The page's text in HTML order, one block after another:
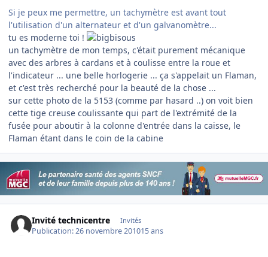
Si je peux me permettre, un tachymètre est avant tout
l'utilisation d'un alternateur et d'un galvanomètre...
tu es moderne toi !
un tachymètre de mon temps, c'était purement mécanique
avec des arbres à cardans et à coulisse entre la roue et
l'indicateur ... une belle horlogerie ... ça s'appelait un Flaman,
et c'est très recherché pour la beauté de la chose ...
sur cette photo de la 5153 (comme par hasard ..) on voit bien
cette tige creuse coulissante qui part de l'extrémité de la
fusée pour aboutir à la colonne d'entrée dans la caisse, le
Flaman étant dans le coin de la cabine
Invité technicentre Invités
Publication:26 novembre 201015 ans